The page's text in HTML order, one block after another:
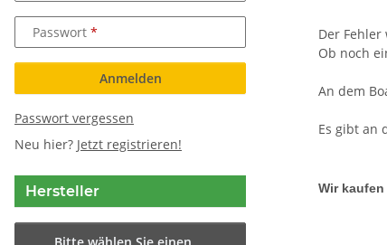
Der
Ob noch
An dem
Es gibt an
Wir
Passwort
Anmelden
Passwort vergessen
Neu hier? Jetzt registrieren!
Hersteller